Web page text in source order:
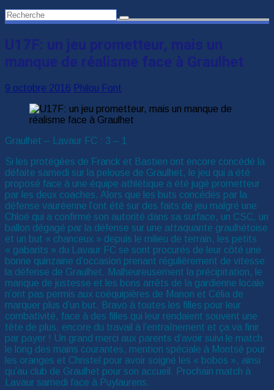
U17F: un jeu prometteur, mais un
manque de réalisme face à Graulhet
9 octobre 2016 Philou Font
Graulhet – Lavaur FC : 3 – 1
Si les protégées de Franck et Bastien ont encore concédé la
défaite samedi sur la pelouse de Graulhet, le jeu qui a été
proposé face à une équipe athlétique a été jugé prometteur
par les deux coaches. Alors que les buts concédés par la
défense vauréenne l’ont été sur des faits de jeu malgré une
Chloé qui a confirmé son autorité dans sa surface, un CSC, un
ballon dégagé par la défense sur une attaquante graulhétoise
et un but « chanceux » depuis le milieu de terrain, les petits
« gabarits » du Lavaur FC se sont procurés de leur côté une
bonne quinzaine d’occasion prenant régulièrement de vitesse
la défense de Graulhet. Malheureusement la précipitation, le
manque de justesse et les bons arrêts de la gardienne locale
n’ont pas permis aux coéquipières de Manon et Célia de
marquer plus d’un but. Bravo à toutes les filles pour leur
combativité, face à des filles qui leur rendaient souvent une
tête de plus, encore du travail à l’entraînement et ça va finir
par payer ! Un grand merci aux parents d’avoir suivi le match
le long des mains courantes, mention spéciale à Montsé pour
les oranges et Christel pour avoir soigné les « bobos », ainsi
qu’au club de Graulhet pour son accueil. Prochain match à
Lavaur samedi face à Puylaurens.